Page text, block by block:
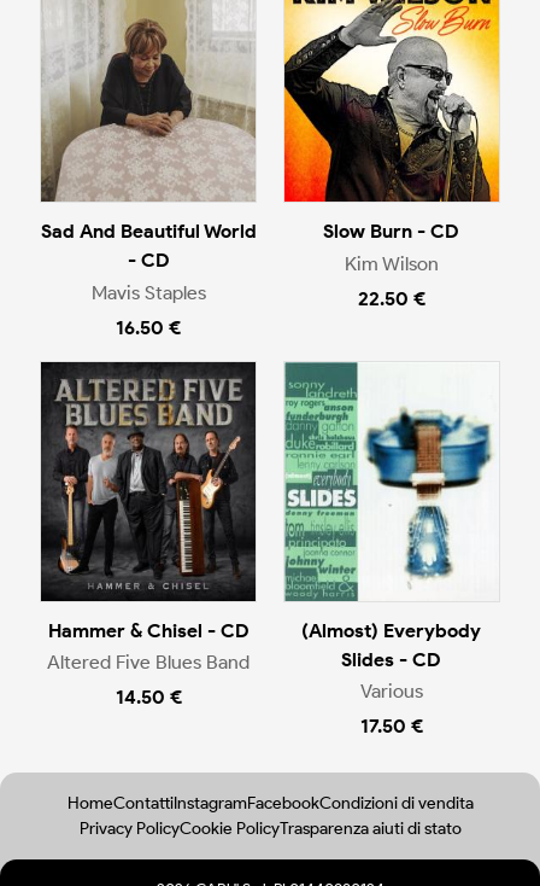
Sad And Beautiful World
- CD
Mavis Staples
16.50 €
Slow Burn - CD
Kim Wilson
22.50 €
Hammer & Chisel - CD
Altered Five Blues Band
14.50 €
(Almost) Everybody
Slides - CD
Various
17.50 €
HomeContattiInstagramFacebookCondizioni di vendita
Privacy PolicyCookie PolicyTrasparenza aiuti di stato